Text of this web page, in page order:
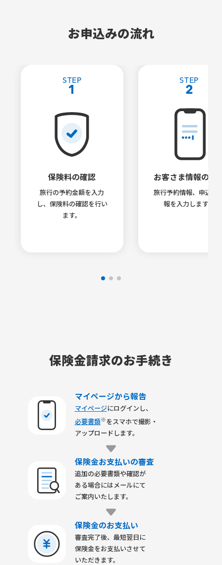
お申込みの流れ
STEP
1
保険料の確認
旅行の予約金額を入力
し、保険料の確認を行い
ます。
STEP
2
お客さま情報の入
旅行予約情報、申込者
報を入力します。
保険金請求のお手続き
マイページから報告
マイページにログインし、
必要書類※をスマホで撮影・
アップロードします。
保険金お支払いの審査
追加の必要書類や確認が
ある場合にはメールにて
ご案内いたします。
保険金のお支払い
審査完了後、最短翌日に
保険金をお支払いさせて
いただきます。